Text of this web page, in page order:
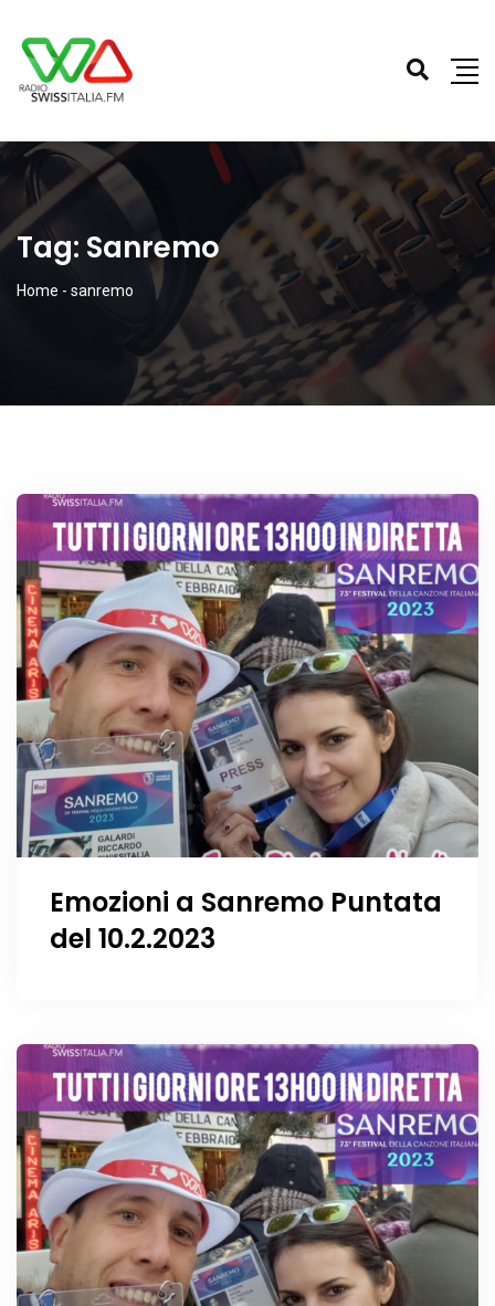
Tag: Sanremo
Home - sanremo
Emozioni a Sanremo Puntata
del 10.2.2023